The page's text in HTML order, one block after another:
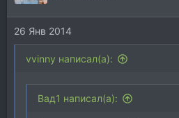
26 Янв 2014
vvinny написал(а):
Вад1 написал(а):